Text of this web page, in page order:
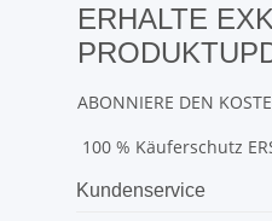
ERHALTE
ABONNIERE DEN
100 % Käuferschutz
Kundenservice